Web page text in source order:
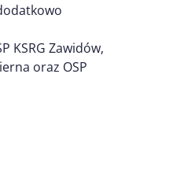
KSRG Zawidów,
oraz OSP